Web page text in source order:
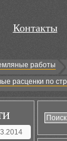
Контакты
работы
расценки по